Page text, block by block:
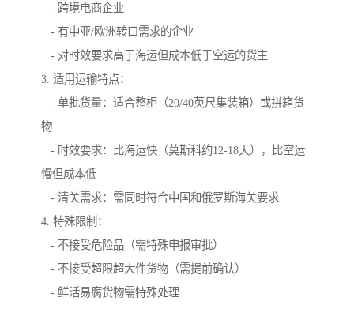
- 跨境电商企业
- 有中亚/欧洲转口需求的企业
- 对时效要求高于海运但成本低于空运的货主
3. 适用运输特点：
- 单批货量：适合整柜（20/40英尺集装箱）或拼箱货
物
- 时效要求：比海运快（莫斯科约12-18天），比空运
慢但成本低
- 清关需求：需同时符合中国和俄罗斯海关要求
4. 特殊限制：
- 不接受危险品（需特殊申报审批）
- 不接受超限超大件货物（需提前确认）
- 鲜活易腐货物需特殊处理